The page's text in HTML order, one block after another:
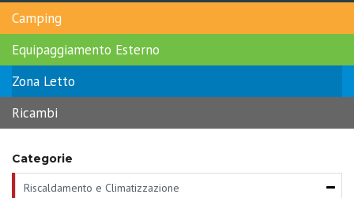
Camping
Equipaggiamento Esterno
Zona Letto
Ricambi
Categorie
Riscaldamento e Climatizzazione